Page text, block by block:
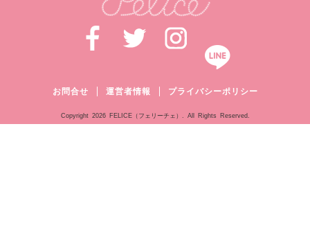
お問合せ 運営者情報 プライバシーポリシー
Copyright 2026 FELICE（フェリーチェ）. All Rights Reserved.